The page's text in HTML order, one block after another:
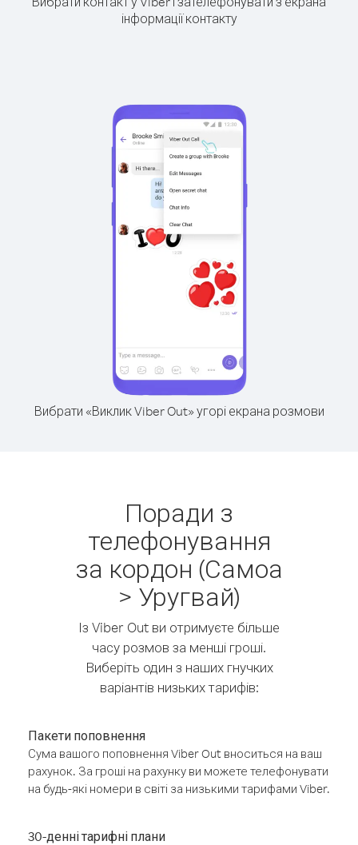
інформації контакту
Вибрати «Виклик Viber Out» угорі екрана розмови
Поради з
телефонування
за кордон (Самоа
> Уругвай)
Із Viber Out ви отримуєте більше
часу розмов за менші гроші.
Виберіть один з наших гнучких
варіантів низьких тарифів:
Пакети поповнення
Сума вашого поповнення Viber Out вноситься на ваш
рахунок. За гроші на рахунку ви можете телефонувати
на будь-які номери в світі за низькими тарифами Viber.
30-денні тарифні плани